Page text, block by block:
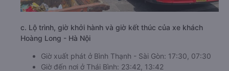
c. Lộ trình, giờ khởi hành và giờ kết thúc của xe khách
Hoàng Long - Hà Nội
Giờ xuất phát ở Bình Thạnh - Sài Gòn: 17:30, 07:30
Giờ đến nơi ở Thái Bình: 23:42, 13:42